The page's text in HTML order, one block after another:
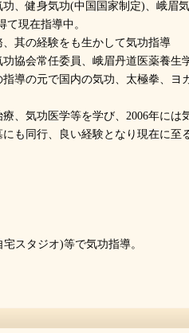
、健身気功(中国国家制定)、峨眉
現在指導中。
其の経験をも生かして気功指導
協会常任委員、峨眉丹道医薬養生
導の元で国内の気功、太極拳、ヨ
、気功医学等を学び、2006年には
も同行、良い経験となり現在に至
スタジオ)等で気功指導。